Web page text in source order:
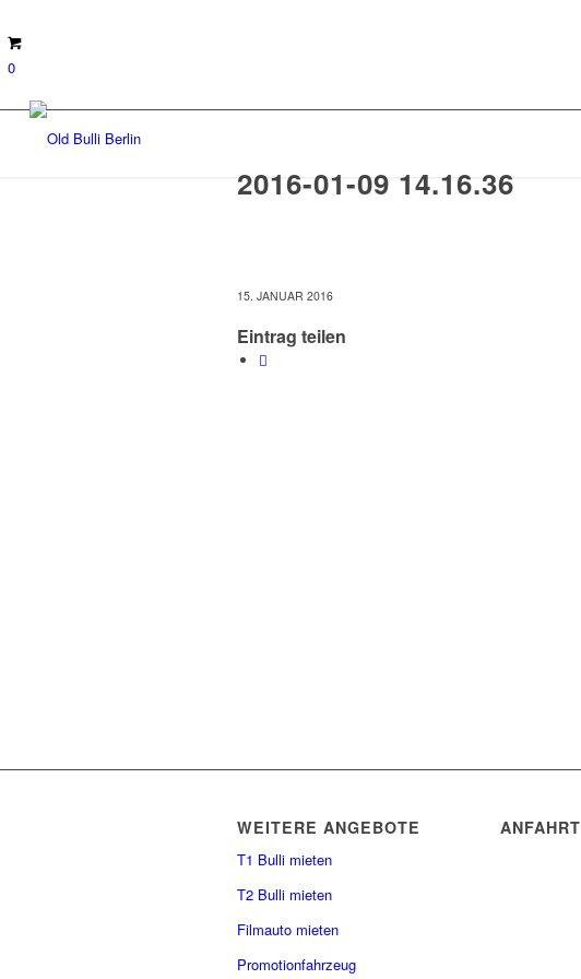
0
2016-01-09 14.16.36
15. JANUAR 2016
Eintrag teilen
WEITERE ANGEBOTE
T1 Bulli mieten
T2 Bulli mieten
Filmauto mieten
Promotionfahrzeug
ANFAHRT